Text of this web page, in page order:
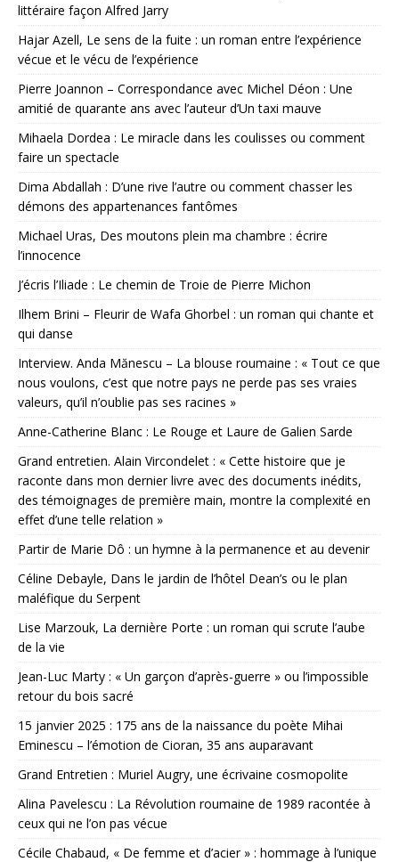
littéraire façon Alfred Jarry
Hajar Azell, Le sens de la fuite : un roman entre l’expérience
vécue et le vécu de l’expérience
Pierre Joannon – Correspondance avec Michel Déon : Une
amitié de quarante ans avec l’auteur d’Un taxi mauve
Mihaela Dordea : Le miracle dans les coulisses ou comment
faire un spectacle
Dima Abdallah : D’une rive l’autre ou comment chasser les
démons des appartenances fantômes
Michael Uras, Des moutons plein ma chambre : écrire
l’innocence
J’écris l’Iliade : Le chemin de Troie de Pierre Michon
Ilhem Brini – Fleurir de Wafa Ghorbel : un roman qui chante et
qui danse
Interview. Anda Mănescu – La blouse roumaine : « Tout ce que
nous voulons, c’est que notre pays ne perde pas ses vraies
valeurs, qu’il n’oublie pas ses racines »
Anne-Catherine Blanc : Le Rouge et Laure de Galien Sarde
Grand entretien. Alain Vircondelet : « Cette histoire que je
raconte dans mon dernier livre avec des documents inédits,
des témoignages de première main, montre la complexité en
effet d’une telle relation »
Partir de Marie Dô : un hymne à la permanence et au devenir
Céline Debayle, Dans le jardin de l’hôtel Dean’s ou le plan
maléfique du Serpent
Lise Marzouk, La dernière Porte : un roman qui scrute l’aube
de la vie
Jean-Luc Marty : « Un garçon d’après-guerre » ou l’impossible
retour du bois sacré
15 janvier 2025 : 175 ans de la naissance du poète Mihai
Eminescu – l’émotion de Cioran, 35 ans auparavant
Grand Entretien : Muriel Augry, une écrivaine cosmopolite
Alina Pavelescu : La Révolution roumaine de 1989 racontée à
ceux qui ne l’on pas vécue
Cécile Chabaud, « De femme et d’acier » : hommage à l’unique